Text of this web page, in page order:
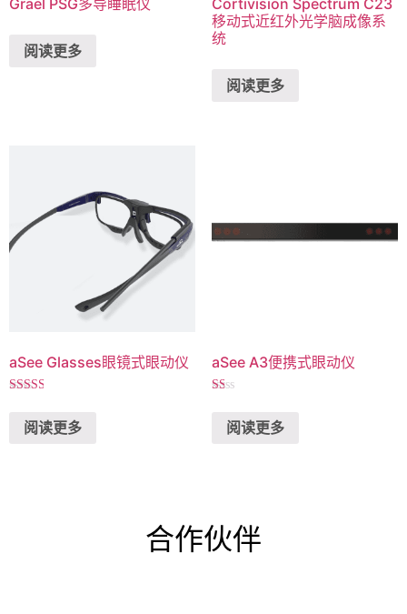
阅读更多
移动式近红外光学脑成像系
统
阅读更多
aSee Glasses眼镜式眼动仪
&sol;阅读更多
aSee A3便携式眼动仪
1.00
&sol;
阅读更多
合作伙伴